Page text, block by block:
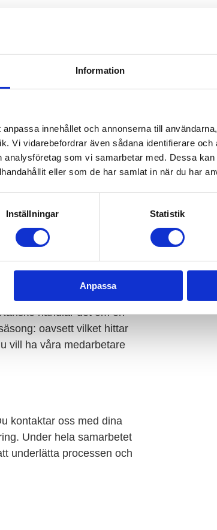
Information
innehållet och annonserna till
Vi vidarebefordrar även sådana identifierare och
som vi samarbetar med. Dessa
eller som de har samlat in när du har
Inställningar Statistik
Anpassa
för vår pålitlighet,
som ger trygghet
och servering
handlar det om en
oavsett vilket hittar
vill ha våra medarbetare
kontaktar oss med dina
Under hela samarbetet
underlätta processen och